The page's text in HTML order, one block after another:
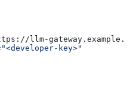
://llm-gateway . example .
"<developer-key>"